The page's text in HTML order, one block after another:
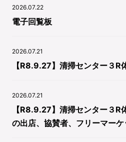
2026.07.22
電子回覧板
2026.07.21
【R8.9.27】清掃センター３R
2026.07.21
【R8.9.27】清掃センター３R
の出店、協賛者、フリーマー